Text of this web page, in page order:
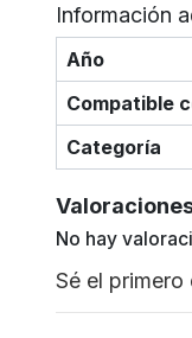
Información
Año
Compatible
Categoría
No hay
Sé el primero